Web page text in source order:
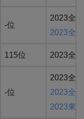
-位
2023全
2023全
115位 2023全
-位
2023全
2023全
2023東